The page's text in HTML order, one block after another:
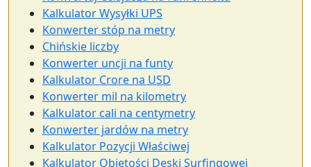
Kalkulator Wysyłki UPS
Konwerter stóp na metry
Chińskie liczby
Konwerter uncji na funty
Kalkulator Crore na USD
Konwerter mil na kilometry
Kalkulator cali na centymetry
Konwerter jardów na metry
Kalkulator Pozycji Właściwej
Kalkulator Objętości Deski Surfingowej